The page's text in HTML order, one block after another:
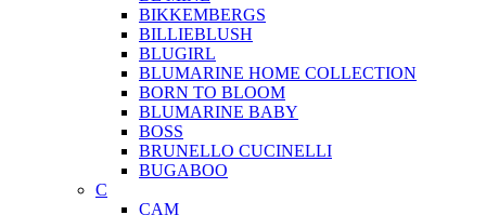
BIKKEMBERGS
BILLIEBLUSH
BLUGIRL
BLUMARINE HOME COLLECTION
BORN TO BLOOM
BLUMARINE BABY
BOSS
BRUNELLO CUCINELLI
BUGABOO
C
CAM